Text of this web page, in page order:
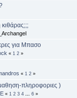
για Μπασο
« 1 2 »
« 1 2 »
πληροφοριες )
« 1 2 3 4 6 »